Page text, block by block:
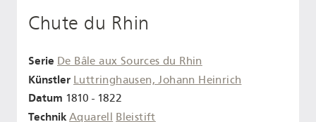
Chute du Rhin
Serie De Bâle aux Sources du Rhin
Künstler Luttringhausen, Johann Heinrich
Datum 1810 - 1822
Technik Aquarell Bleistift